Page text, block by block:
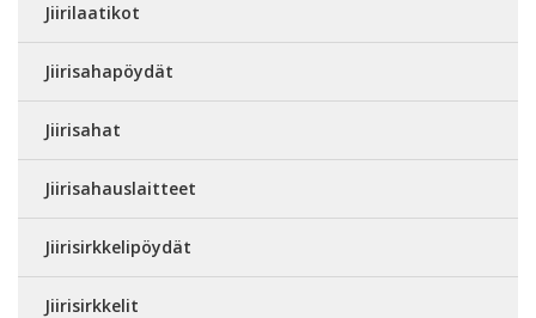
Jiirilaatikot
Jiirisahapöydät
Jiirisahat
Jiirisahauslaitteet
Jiirisirkkelipöydät
Jiirisirkkelit